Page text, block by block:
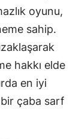
Hakkari
Hatay
Mersin
İstanbul
oyunu,
sahip.
hakkı elde
en iyi
çaba sarf